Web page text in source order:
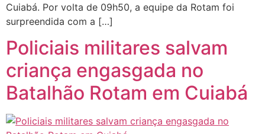
Cuiabá. Por volta de 09h50, a equipe da Rotam foi
surpreendida com a […]
Policiais militares salvam
criança engasgada no
Batalhão Rotam em Cuiabá